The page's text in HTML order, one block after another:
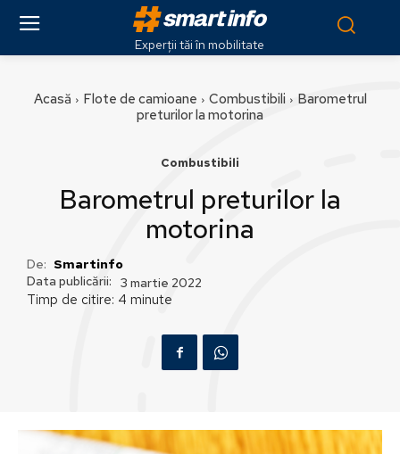
Experții tăi în mobilitate
Acasă Flote de camioane Combustibili
Barometrul
preturilor la motorina
Combustibili
Barometrul preturilor la
motorina
De: Smartinfo
Data publicării:
3 martie 2022
Timp de citire: 4 minute